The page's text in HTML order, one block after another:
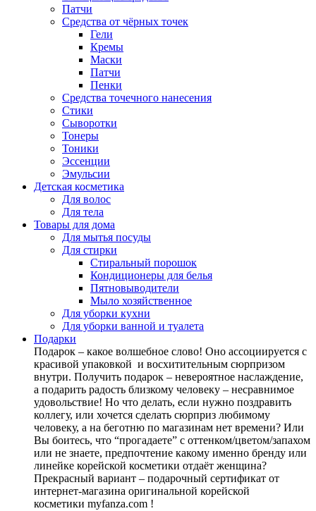
Патчи
Средства от чёрных точек
Гели
Кремы
Маски
Патчи
Пенки
Средства точечного нанесения
Стики
Сыворотки
Тонеры
Тоники
Эссенции
Эмульсии
Детская косметика
Для волос
Для тела
Товары для дома
Для мытья посуды
Для стирки
Стиральный порошок
Кондиционеры для белья
Пятновыводители
Мыло хозяйственное
Для уборки кухни
Для уборки ванной и туалета
Подарки
Подарок – какое волшебное слово! Оно ассоциируется с
красивой упаковкой и восхитительным сюрпризом
внутри. Получить подарок – невероятное наслаждение,
а подарить радость близкому человеку – несравнимое
удовольствие! Но что делать, если нужно поздравить
коллегу, или хочется сделать сюрприз любимому
человеку, а на беготню по магазинам нет времени? Или
Вы боитесь, что “прогадаете” с оттенком/цветом/запахом
или не знаете, предпочтение какому именно бренду или
линейке корейской косметики отдаёт женщина?
Прекрасный вариант – подарочный сертификат от
интернет-магазина оригинальной корейской
косметики myfanza.com !